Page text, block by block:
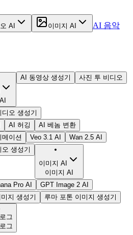
AI 이미지 AI
AI 음악
AI 동영상 생성기 사진 투 비디오
오 생성기
AI 허깅
AI 베놈 변환
이션 Veo 3.1 AI
Wan 2.5 AI
생성기
이미지 AI
이미지 AI
Pro AI
GPT Image 2 AI
지 생성기 루마 포톤 이미지 생성기
그
그